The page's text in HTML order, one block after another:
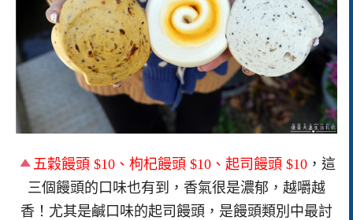
五穀饅頭 $10、枸杞饅頭 $10、起司饅頭 $10 ，這
三個饅頭的口味也有到，香氣很是濃郁，越嚼越
香！尤其是鹹口味的起司饅頭，是饅頭類別中最討